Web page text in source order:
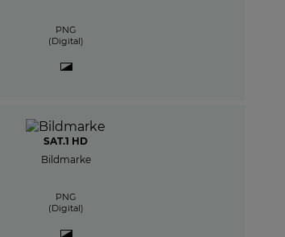
PNG
(Digital)
SAT.1 HD
Bildmarke
PNG
(Digital)